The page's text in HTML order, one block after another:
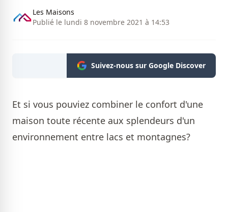
Les Maisons
Publié le lundi 8 novembre 2021 à 14:53
Suivez-nous sur Google Discover
Et si vous pouviez combiner le confort d'une
maison toute récente aux splendeurs d'un
environnement entre lacs et montagnes?